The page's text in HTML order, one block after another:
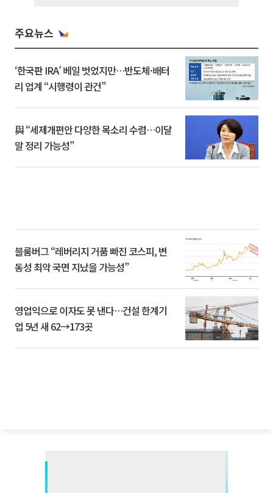
주요뉴스
‘한국판 IRA’ 베일 벗었지만…반도체·배터
리 업계 “시행령이 관건”
與 “세제개편안 다양한 목소리 수렴…이달
말 정리 가능성”
블룸버그 “레버리지 거품 빠진 코스피, 변
동성 최악 국면 지났을 가능성”
영업익으로 이자도 못 낸다…건설 한계기
업 5년 새 62→173곳